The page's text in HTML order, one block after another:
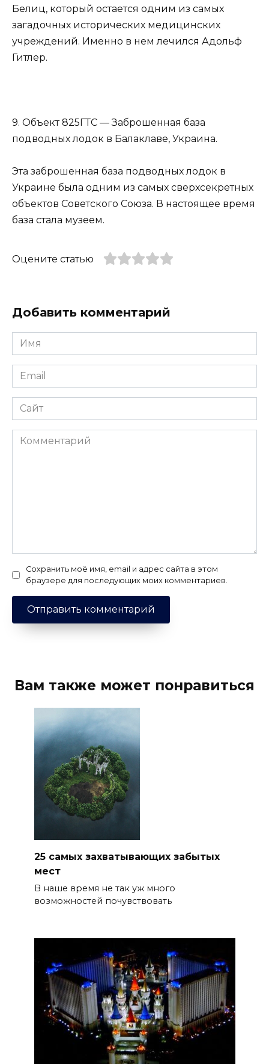
Белиц, который остается одним из самых
загадочных исторических медицинских
учреждений. Именно в нем лечился Адольф
Гитлер.
9. Объект 825ГТС — Заброшенная база
подводных лодок в Балаклаве, Украина.
Эта заброшенная база подводных лодок в
Украине была одним из самых сверхсекретных
объектов Советского Союза. В настоящее время
база стала музеем.
Оцените статью
Добавить комментарий
Имя
*
Email
*
Сайт
Комментарий
Сохранить моё имя, email и адрес сайта в этом
браузере для последующих моих комментариев.
Вам также может понравиться
25 самых захватывающих забытых
мест
В наше время не так уж много
возможностей почувствовать